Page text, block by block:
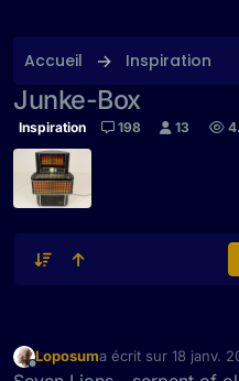
Accueil Inspiration
Junke-Box
Inspiration 198 13
Hors-ligne
Loposuma écrit sur 18 janv.
dernière édition par